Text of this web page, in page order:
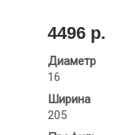
4496 р.
Диаметр
16
Ширина
205